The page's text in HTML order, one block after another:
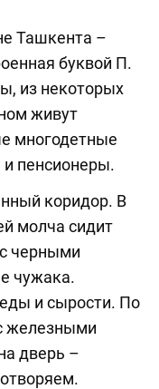
Ташкента –
буквой П.
из некоторых
живут
многодетные
пенсионеры.
коридор. В
молча сидит
черными
чужака.
и сырости. По
железными
дверь –